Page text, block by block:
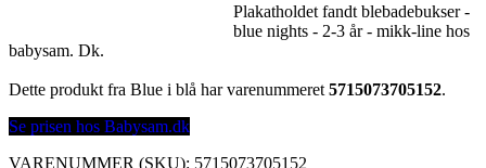
Plakatholdet fandt blebadebukser -
blue nights - 2-3 år - mikk-line hos
babysam. Dk.
Dette produkt fra Blue i blå har varenummeret 5715073705152.
Se prisen hos Babysam.dk
VARENUMMER (SKU): 5715073705152